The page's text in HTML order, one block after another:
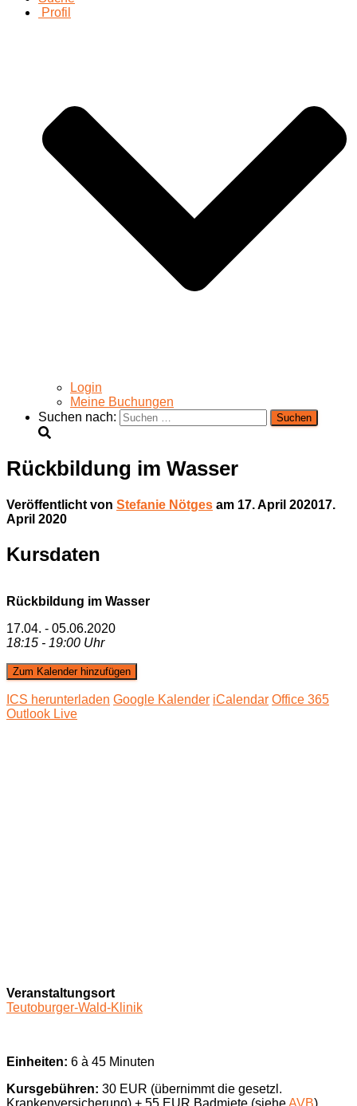
Profil
Login
Meine Buchungen
Suchen nach:
Rückbildung im Wasser
Veröffentlicht von Stefanie Nötges am 17. April 202017.
April 2020
Kursdaten
Rückbildung im Wasser
17.04. - 05.06.2020
18:15 - 19:00 Uhr
Zum Kalender hinzufügen
ICS herunterladen Google Kalender iCalendar Office 365
Outlook Live
Veranstaltungsort
Teutoburger-Wald-Klinik
Einheiten: 6 à 45 Minuten
Kursgebühren: 30 EUR (übernimmt die gesetzl.